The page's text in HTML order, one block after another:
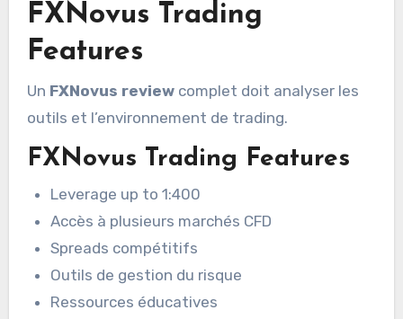
FXNovus Trading
Features
Un FXNovus reviewcomplet doit analyser les
outils et l’environnement de trading.
FXNovus Trading Features
Leverage up to 1:400
Accès à plusieurs marchés CFD
Spreads compétitifs
Outils de gestion du risque
Ressources éducatives